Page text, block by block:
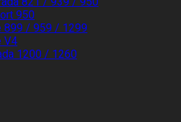
950
899 / 959 / 1299
V4
1200 / 1260